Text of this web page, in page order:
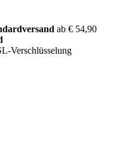
ab € 54,90
Verschlüsselung